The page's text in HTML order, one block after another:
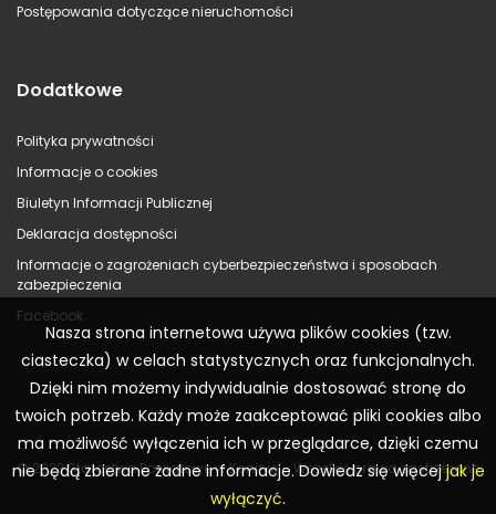
Postępowania dotyczące nieruchomości
Dodatkowe
Polityka prywatności
Informacje o cookies
Biuletyn Informacji Publicznej
Deklaracja dostępności
Informacje o zagrożeniach cyberbezpieczeństwa i sposobach
zabezpieczenia
Facebook
© 2023 Starostwo Powiatowe w Koninie – Wszelkie prawa zastrzeżone
Nasza strona internetowa używa plików cookies (tzw.
ciasteczka) w celach statystycznych oraz funkcjonalnych.
Dzięki nim możemy indywidualnie dostosować stronę do
twoich potrzeb. Każdy może zaakceptować pliki cookies albo
ma możliwość wyłączenia ich w przeglądarce, dzięki czemu
nie będą zbierane żadne informacje. Dowiedz się więcejjak je
wyłączyć.